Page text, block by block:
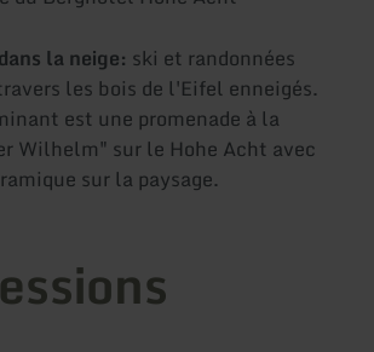
la neige: ski et randonnées
les bois de l'Eifel enneigés.
est une promenade à la
Wilhelm" sur le Hohe Acht avec
sur la paysage.